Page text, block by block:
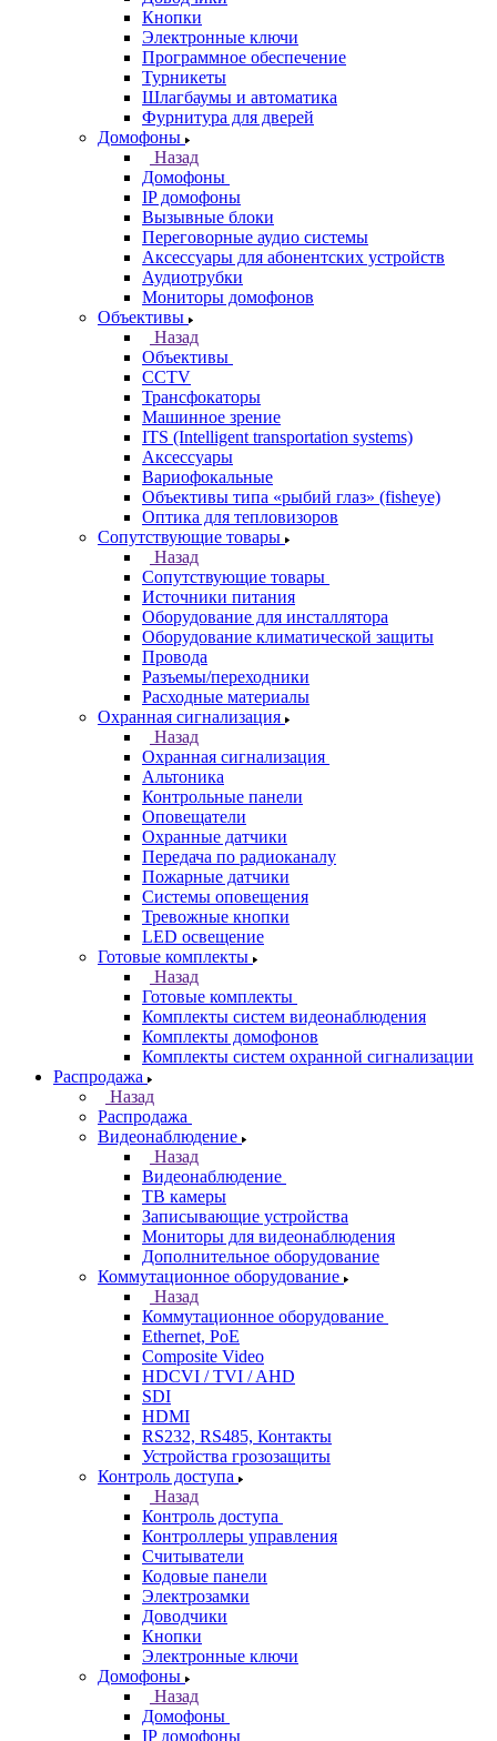
Кнопки
Электронные ключи
Программное обеспечение
Турникеты
Шлагбаумы и автоматика
Фурнитура для дверей
Домофоны
Назад
Домофоны
IP домофоны
Вызывные блоки
Переговорные аудио системы
Аксессуары для абонентских устройств
Аудиотрубки
Мониторы домофонов
Объективы
Назад
Объективы
CCTV
Трансфокаторы
Машинное зрение
ITS (Intelligent transportation systems)
Аксессуары
Вариофокальные
Объективы типа «рыбий глаз» (fisheye)
Оптика для тепловизоров
Сопутствующие товары
Назад
Сопутствующие товары
Источники питания
Оборудование для инсталлятора
Оборудование климатической защиты
Провода
Разъемы/переходники
Расходные материалы
Охранная сигнализация
Назад
Охранная сигнализация
Альтоника
Контрольные панели
Оповещатели
Охранные датчики
Передача по радиоканалу
Пожарные датчики
Системы оповещения
Тревожные кнопки
LED освещение
Готовые комплекты
Назад
Готовые комплекты
Комплекты систем видеонаблюдения
Комплекты домофонов
Комплекты систем охранной сигнализации
Распродажа
Назад
Распродажа
Видеонаблюдение
Назад
Видеонаблюдение
ТВ камеры
Записывающие устройства
Мониторы для видеонаблюдения
Дополнительное оборудование
Коммутационное оборудование
Назад
Коммутационное оборудование
Ethernet, PoE
Composite Video
HDCVI / TVI / AHD
SDI
HDMI
RS232, RS485, Контакты
Устройства грозозащиты
Контроль доступа
Назад
Контроль доступа
Контроллеры управления
Считыватели
Кодовые панели
Электрозамки
Доводчики
Кнопки
Электронные ключи
Домофоны
Назад
Домофоны
IP домофоны